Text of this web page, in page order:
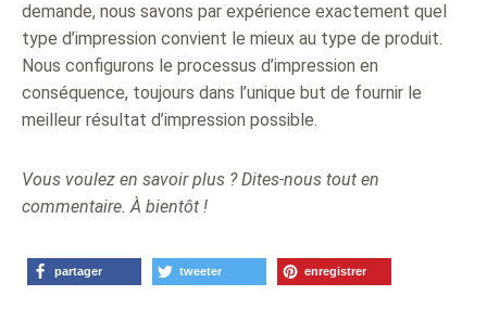
demande, nous savons par expérience exactement quel
type d’impression convient le mieux au type de produit.
Nous configurons le processus d’impression en
conséquence, toujours dans l’unique but de fournir le
meilleur résultat d’impression possible.
Vous voulez en savoir plus ? Dites-nous tout en
commentaire. À bientôt !
partager tweeter enregistrer